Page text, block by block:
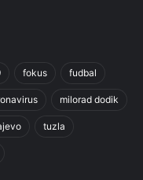
fokus fudbal
milorad dodik
tuzla